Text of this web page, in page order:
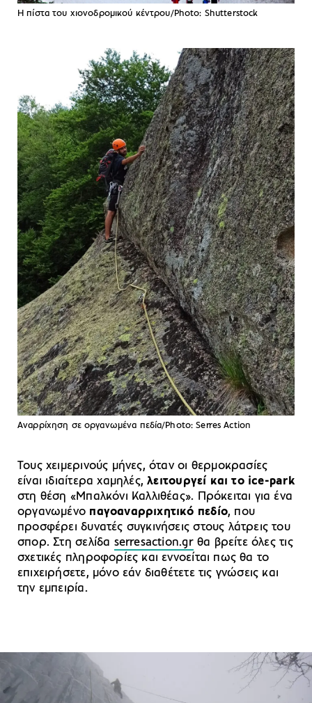
Η πίστα του χιονοδρομικού κέντρου/Photo: Shutterstock
Αναρρίχηση σε οργανωμένα πεδία/Photo: Serres Action
Τους χειμερινούς μήνες, όταν οι θερμοκρασίες
είναι ιδιαίτερα χαμηλές, λειτουργεί και το ice-park
στη θέση «Μπαλκόνι Καλλιθέας». Πρόκειται για ένα
οργανωμένο παγοαναρριχητικό πεδίο, που
προσφέρει δυνατές συγκινήσεις στους λάτρεις του
σπορ. Στη σελίδα serresaction.grθα βρείτε όλες τις
σχετικές πληροφορίες και εννοείται πως θα το
επιχειρήσετε, μόνο εάν διαθέτετε τις γνώσεις και
την εμπειρία.